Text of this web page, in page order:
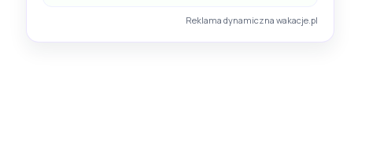
Reklama dynamiczna wakacje.pl